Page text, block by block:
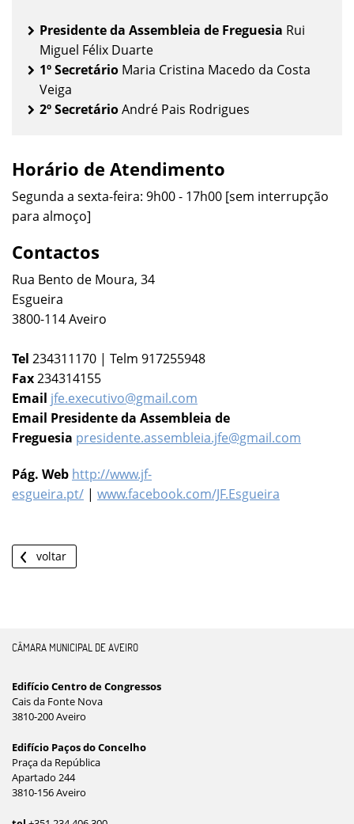
Presidente da Assembleia de Freguesia Rui
Miguel Félix Duarte
1º Secretário Maria Cristina Macedo da Costa
Veiga
2º SecretárioAndré Pais Rodrigues
Horário de Atendimento
Segunda a sexta-feira: 9h00 - 17h00 [sem interrupção
para almoço]
Contactos
Rua Bento de Moura, 34
Esgueira
3800-114 Aveiro
Tel 234311170 | Telm 917255948
Fax234314155
Email jfe.executivo@gmail.com
Email Presidente da Assembleia de
Freguesia presidente.assembleia.jfe@gmail.com
Pág. Web http://www.jf-
esgueira.pt/ | www.facebook.com/JF.Esgueira
voltar
CÂMARA MUNICIPAL DE AVEIRO
Edifício Centro de Congressos
Cais da Fonte Nova
3810-200 Aveiro
Edifício Paços do Concelho
Praça da República
Apartado 244
3810-156 Aveiro